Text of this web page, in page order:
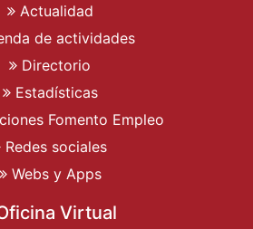
Actualidad
de actividades
Directorio
Estadísticas
Fomento Empleo
Redes sociales
Webs y Apps
Virtual